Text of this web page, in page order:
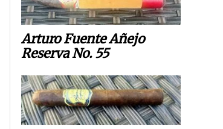
Arturo Fuente Añejo
Reserva No. 55